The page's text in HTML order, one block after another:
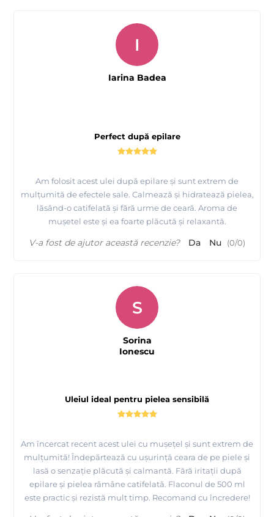
Perfect după epilare
Am folosit acest ulei după epilare și sunt extrem de
mulțumită de efectele sale. Calmează și hidratează pielea,
lăsând-o catifelată și fără urme de ceară. Aroma de
mușetel este și ea foarte plăcută și relaxantă.
I
Iarina Badea
V-a fost de ajutor această recenzie? Da Nu (0/0)
Uleiul ideal pentru pielea sensibilă
Am încercat recent acest ulei cu mușețel și sunt extrem de
mulțumită! Îndepărtează cu ușurință ceara de pe piele și
lasă o senzație plăcută și calmantă. Fără iritații după
epilare și pielea rămâne catifelată. Flaconul de 500 ml
este practic și rezistă mult timp. Recomand cu încredere!
S
Sorina
Ionescu